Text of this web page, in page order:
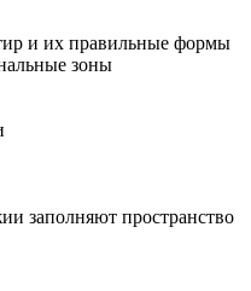
и их правильные формы
зоны
заполняют пространство